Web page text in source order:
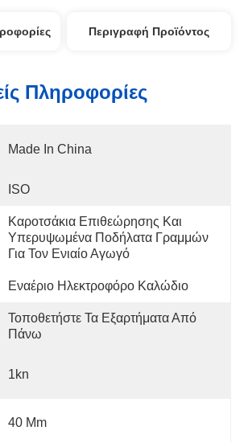
Περιγραφή Προϊόντος
Πληροφορίες
Made In China
ISO
Καροτσάκια Επιθεώρησης Και
Υπερυψωμένα Ποδήλατα Γραμμών
Για Τον Ενιαίο Αγωγό
Εναέριο Ηλεκτροφόρο Καλώδιο
Τοποθετήστε Τα Εξαρτήματα Από
Πάνω
1kn
40 Mm